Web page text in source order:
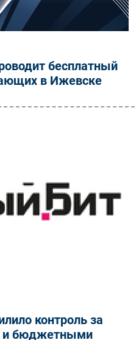
бесплатный
в Ижевске
контроль за
и бюджетными